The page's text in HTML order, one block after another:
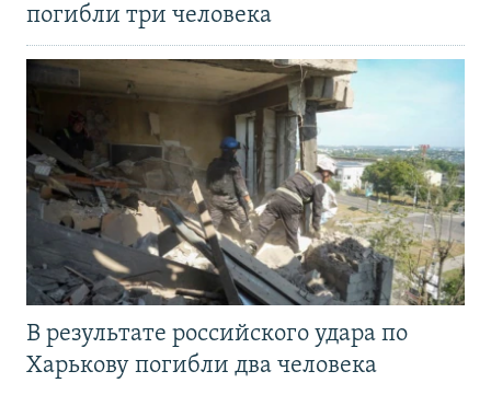
погибли три человека
В результате российского удара по
Харькову погибли два человека